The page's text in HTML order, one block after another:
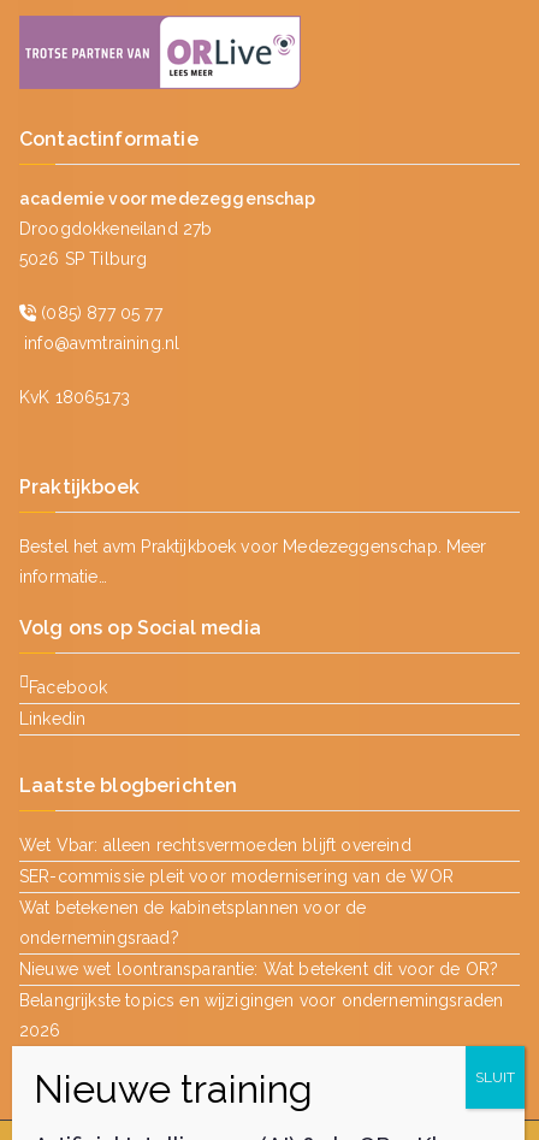
Contactinformatie
academie voor medezeggenschap
Droogdokkeneiland 27b
5026 SP Tilburg
(085) 877 05 77
info@avmtraining.nl
KvK 18065173
Praktijkboek
Bestel het avm Praktijkboek voor Medezeggenschap.
Meer
informatie…
Volg ons op Social media
Facebook
Linkedin
Laatste blogberichten
Wet Vbar: alleen rechtsvermoeden blijft overeind
SER-commissie pleit voor modernisering van de WOR
Wat betekenen de kabinetsplannen voor de
ondernemingsraad?
Nieuwe wet loontransparantie: Wat betekent dit voor de OR?
Belangrijkste topics en wijzigingen voor ondernemingsraden
2026